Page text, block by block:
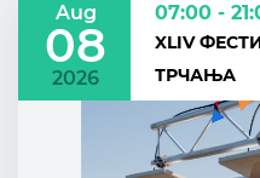
Aug
08
2026
07:00 -
XLIV
ТРЧАЊА